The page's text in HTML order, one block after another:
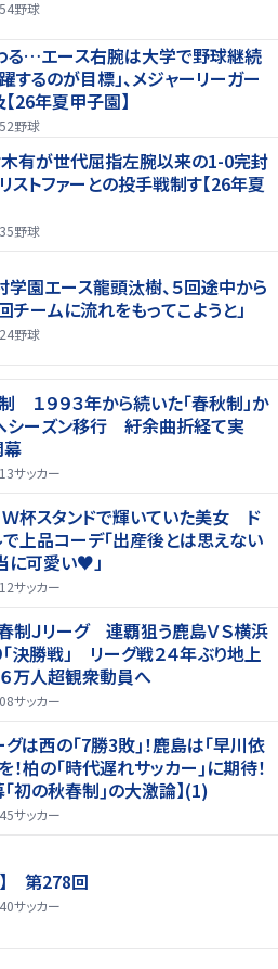
野球
る…エース右腕は大学で野球継続
するのが目標」、メジャーリーガー
26年夏甲子園】
野球
木有が世代屈指左腕以来の1-0完封
ストファーとの投手戦制す【26年夏
野球
学園エース龍頭汰樹、５回途中から
チームに流れをもってこようと」
野球
１９９３年から続いた「春秋制」か
シーズン移行 紆余曲折経て実
サッカー
Ｗ杯スタンドで輝いていた美女 ド
上品コーデ「出産後とは思えない
に可愛い♥」
サッカー
制Ｊリーグ 連覇狙う鹿島ＶＳ横浜
決勝戦」 リーグ戦２４年ぶり地上
万人超観衆動員へ
サッカー
は西の｢7勝3敗｣！鹿島は｢早川依
！柏の｢時代遅れサッカー｣に期待！
｢初の秋春制｣の大激論】(1)
サッカー
】 第278回
サッカー